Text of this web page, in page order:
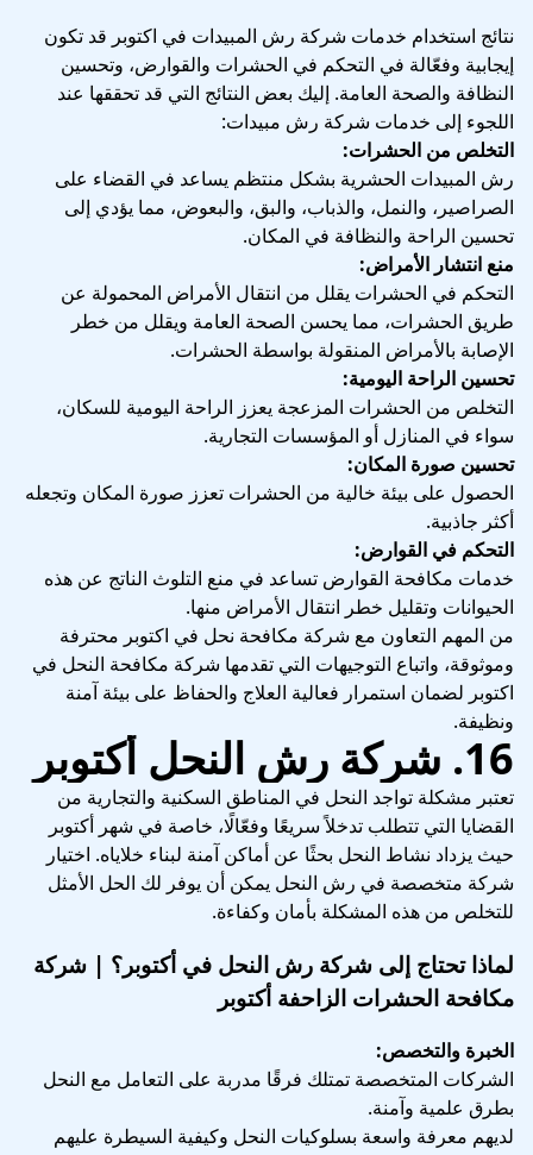
نتائج استخدام خدمات شركة رش المبيدات في اكتوبر قد تكون
إيجابية وفعّالة في التحكم في الحشرات والقوارض، وتحسين
النظافة والصحة العامة. إليك بعض النتائج التي قد تحققها عند
اللجوء إلى خدمات شركة رش مبيدات:
التخلص من الحشرات:
رش المبيدات الحشرية بشكل منتظم يساعد في القضاء على
الصراصير، والنمل، والذباب، والبق، والبعوض، مما يؤدي إلى
تحسين الراحة والنظافة في المكان.
منع انتشار الأمراض:
التحكم في الحشرات يقلل من انتقال الأمراض المحمولة عن
طريق الحشرات، مما يحسن الصحة العامة ويقلل من خطر
الإصابة بالأمراض المنقولة بواسطة الحشرات.
تحسين الراحة اليومية:
التخلص من الحشرات المزعجة يعزز الراحة اليومية للسكان،
سواء في المنازل أو المؤسسات التجارية.
تحسين صورة المكان:
الحصول على بيئة خالية من الحشرات تعزز صورة المكان وتجعله
أكثر جاذبية.
التحكم في القوارض:
خدمات مكافحة القوارض تساعد في منع التلوث الناتج عن هذه
الحيوانات وتقليل خطر انتقال الأمراض منها.
من المهم التعاون مع شركة مكافحة نحل في اكتوبر محترفة
وموثوقة، واتباع التوجيهات التي تقدمها شركة مكافحة النحل في
اكتوبر لضمان استمرار فعالية العلاج والحفاظ على بيئة آمنة
ونظيفة.
16. شركة رش النحل أكتوبر
تعتبر مشكلة تواجد النحل في المناطق السكنية والتجارية من
القضايا التي تتطلب تدخلاً سريعًا وفعّالًا، خاصة في شهر أكتوبر
حيث يزداد نشاط النحل بحثًا عن أماكن آمنة لبناء خلاياه. اختيار
شركة متخصصة في رش النحل يمكن أن يوفر لك الحل الأمثل
للتخلص من هذه المشكلة بأمان وكفاءة.
لماذا تحتاج إلى شركة رش النحل في أكتوبر؟ | شركة
مكافحة الحشرات الزاحفة أكتوبر
الخبرة والتخصص:
الشركات المتخصصة تمتلك فرقًا مدربة على التعامل مع النحل
بطرق علمية وآمنة.
لديهم معرفة واسعة بسلوكيات النحل وكيفية السيطرة عليهم